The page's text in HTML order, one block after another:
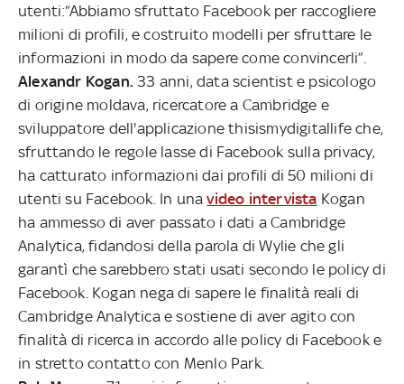
utenti:“Abbiamo sfruttato Facebook per raccogliere
milioni di profili, e costruito modelli per sfruttare le
informazioni in modo da sapere come convincerli”.
Alexandr Kogan. 33 anni, data scientist e psicologo
di origine moldava, ricercatore a Cambridge e
sviluppatore dell'applicazione thisismydigitallife che,
sfruttando le regole lasse di Facebook sulla privacy,
ha catturato informazioni dai profili di 50 milioni di
utenti su Facebook. In unavideo intervista Kogan
ha ammesso di aver passato i dati a Cambridge
Analytica, fidandosi della parola di Wylie che gli
garantì che sarebbero stati usati secondo le policy di
Facebook. Kogan nega di sapere le finalità reali di
Cambridge Analytica e sostiene di aver agito con
finalità di ricerca in accordo alle policy di Facebook e
in stretto contatto con Menlo Park.